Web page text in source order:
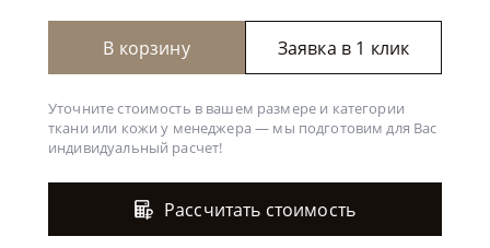
В корзину Заявка в 1 клик
Уточните стоимость в вашем размере и категории
ткани или кожи у менеджера — мы подготовим для Вас
индивидуальный расчет!
Рассчитать стоимость